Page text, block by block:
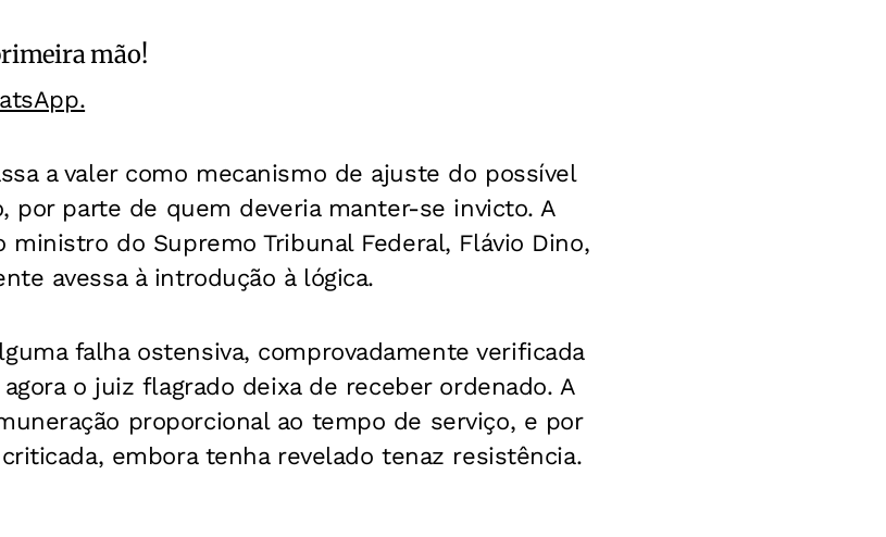
mão!
a valer como mecanismo de ajuste do possível
por parte de quem deveria manter-se invicto. A
ministro do Supremo Tribunal Federal, Flávio Dino,
avessa à introdução à lógica.
falha ostensiva, comprovadamente verificada
o juiz flagrado deixa de receber ordenado. A
proporcional ao tempo de serviço, e por
embora tenha revelado tenaz resistência.